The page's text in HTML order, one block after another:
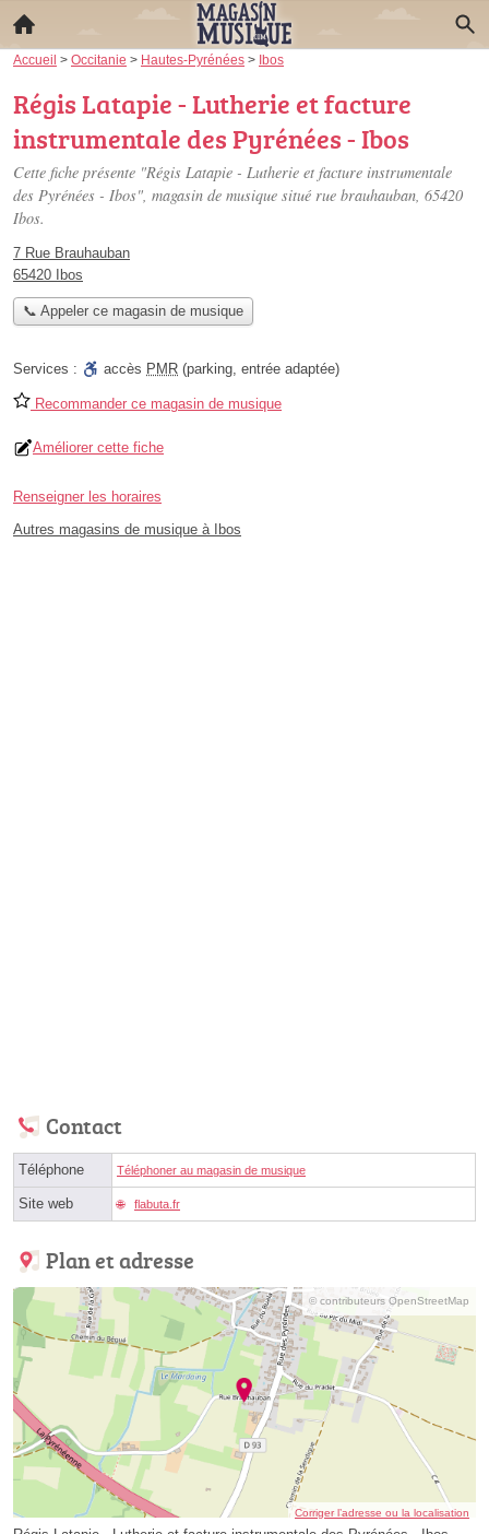
Accueil > Occitanie > Hautes-Pyrénées > Ibos
Régis Latapie - Lutherie et facture
instrumentale des Pyrénées - Ibos
Cette fiche présente "Régis Latapie - Lutherie et facture instrumentale
des Pyrénées - Ibos", magasin de musique situé rue brauhauban, 65420
Ibos.
7 Rue Brauhauban
65420 Ibos
📞 Appeler ce magasin de musique
Services : accès PMR (parking, entrée adaptée)
Recommander ce magasin de musique
Améliorer cette fiche
Renseigner les horaires
Autres magasins de musique à Ibos
Contact
Téléphone Téléphoner au magasin de musique
Site web flabuta.fr
Plan et adresse
© contributeurs OpenStreetMap
Corriger l’adresse ou la localisation